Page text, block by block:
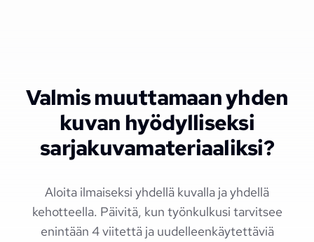
Valmis muuttamaan yhden
kuvan hyödylliseksi
sarjakuvamateriaaliksi?
Aloita ilmaiseksi yhdellä kuvalla ja yhdellä
kehotteella. Päivitä, kun työnkulkusi tarvitsee
enintään 4 viitettä ja uudelleenkäytettäviä